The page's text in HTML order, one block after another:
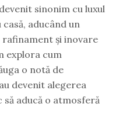
sinonim cu luxul
aducând un
și inovare
explora cum
o notă de
devenit alegerea
aducă o atmosferă